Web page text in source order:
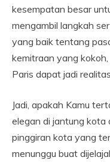
kesempatan besar
mengambil langkah
yang baik tentang
kemitraan yang
Paris dapat jadi
Jadi, apakah Kamu
elegan di jantung kota
pinggiran kota yang
menunggu buat